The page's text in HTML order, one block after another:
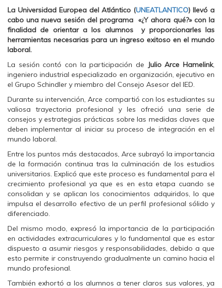
i
c
p
a
r
a
c
m
p
a
r
t
r
e
n
F
a
c
e
o
k
(
S
e
a
b
r
e
e
u
n
a
v
e
n
t
n
i
c
p
a
r
a
m
p
a
r
t
r
e
n
T
w
i
t
e
(
S
e
a
b
r
e
e
n
n
a
v
e
n
t
a
a
l
i
c
p
a
r
a
m
p
a
r
t
r
e
n
W
h
a
A
p
(
S
e
a
b
r
n
u
n
a
v
e
n
t
n
La Universidad Europea del Atlántico (UNEATLANTICO) llevó a
cabo una nueva sesión del programa «¿Y ahora qué?» con la
finalidad de orientar a los alumnos y proporcionarles las
herramientas necesarias para un ingreso exitoso en el mundo
laboral.
La sesión contó con la participación de Julio Arce Hamelink,
ingeniero industrial especializado en organización, ejecutivo en
el Grupo Schindler y miembro del Consejo Asesor del IED.
Durante su intervención, Arce compartió con los estudiantes su
valiosa trayectoria profesional y les ofreció una serie de
consejos y estrategias prácticas sobre las medidas claves que
deben implementar al iniciar su proceso de integración en el
mundo laboral.
Entre los puntos más destacados, Arce subrayó la importancia
de la formación continua tras la culminación de los estudios
universitarios. Explicó que este proceso es fundamental para el
crecimiento profesional ya que es en esta etapa cuando se
consolidan y se aplican los conocimientos adquiridos, lo que
impulsa el desarrollo efectivo de un perfil profesional sólido y
diferenciado.
Del mismo modo, expresó la importancia de la participación
en actividades extracurriculares y lo fundamental que es estar
dispuesto a asumir riesgos y responsabilidades, debido a que
esto permite ir construyendo gradualmente un camino hacia el
mundo profesional.
También exhortó a los alumnos a tener claros sus valores, ya